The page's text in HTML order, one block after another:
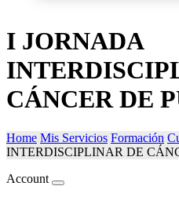
I JORNADA
CÁNCER DE
Home Mis Servicios Formación
INTERDISCIPLINAR DE
Account